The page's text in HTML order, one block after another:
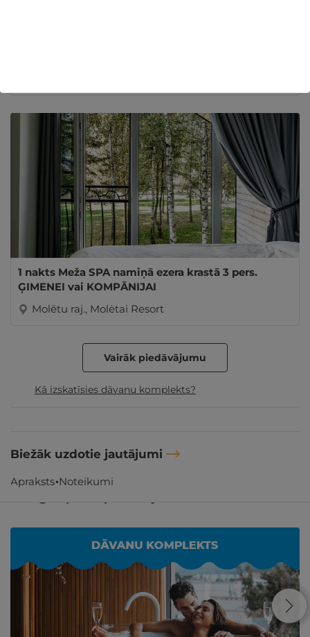
1 nakts Meža SPA namiņā ezera krastā 3 pers.
ĢIMENEI vai KOMPĀNIJAI
Molētu raj., Molėtai Resort
Vairāk piedāvājumu
Kā izskatīsies dāvanu komplekts?
Biežāk uzdotie jautājumi
Apraksts Noteikumi